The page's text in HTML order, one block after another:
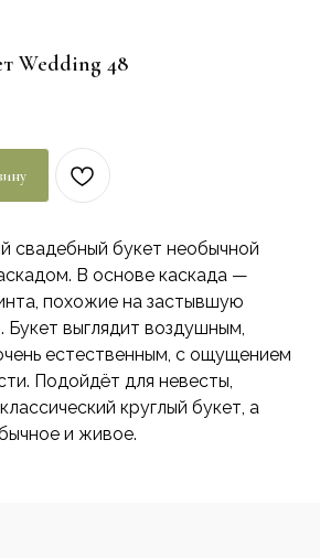
Wedding 48
свадебный букет необычной
В основе каскада —
похожие на застывшую
выглядит воздушным,
естественным, с ощущением
Подойдёт для невесты,
круглый букет, а
и живое.